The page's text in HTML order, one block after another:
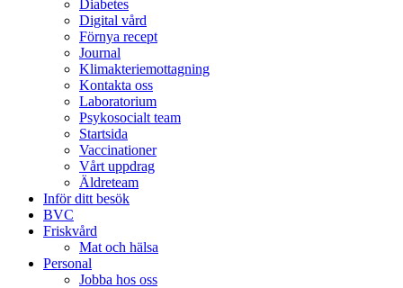
Diabetes
Digital vård
Förnya recept
Journal
Klimakteriemottagning
Kontakta oss
Laboratorium
Psykosocialt team
Startsida
Vaccinationer
Vårt uppdrag
Äldreteam
Inför ditt besök
BVC
Friskvård
Mat och hälsa
Personal
Jobba hos oss